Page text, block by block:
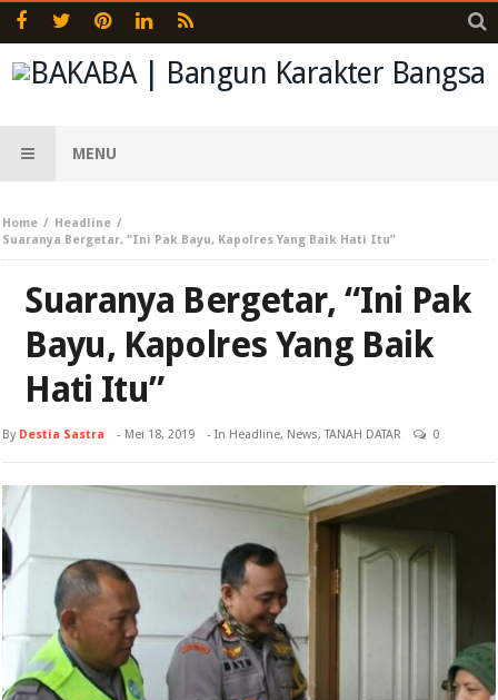
MENU
Home
Headline
Suaranya Bergetar, “Ini Pak Bayu, Kapolres Yang Baik Hati Itu”
Suaranya Bergetar, “Ini Pak
Bayu, Kapolres Yang Baik
Hati Itu”
By Destia Sastra - Mei 18, 2019 - In Headline, News,TANAH DATAR 0